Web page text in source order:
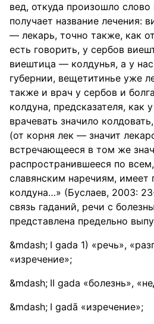
вед, откуда произошло
получает название лечения:
— лекарь, точно также, как
есть говорить, у сербов
виештица — колдунья, а у
губернии, вещетитинье уже
также и врач у сербов и
колдуна, предсказателя, как
врачевать значило
(от корня лек — значит
встречающееся в том же
распространившееся по
славянским наречиям, имеет
колдуна…» (Буслаев, 2003:
связь гаданий, речи с
представлена предельно
I gada 1) «речь»,
«изречение»;
II gada «болезнь»,
I gadā «изречение»;